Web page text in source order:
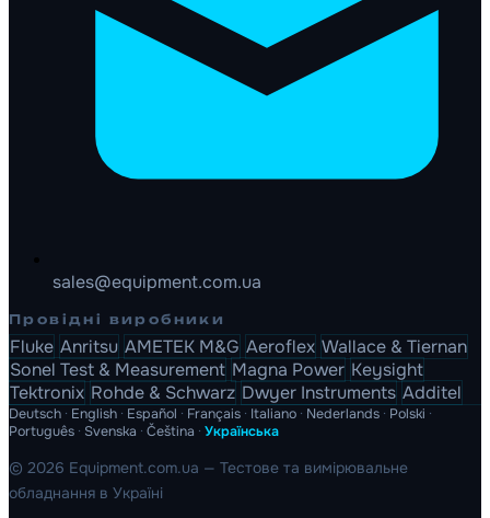
sales@equipment.com.ua
Провідні виробники
Fluke Anritsu AMETEK M&G Aeroflex Wallace & Tiernan
Sonel Test & Measurement Magna Power Keysight
Tektronix Rohde & Schwarz Dwyer Instruments Additel
Deutsch · English · Español · Français · Italiano · Nederlands · Polski ·
Português · Svenska · Čeština · Українська
© 2026 Equipment.com.ua — Тестове та вимірювальне
обладнання в Україні